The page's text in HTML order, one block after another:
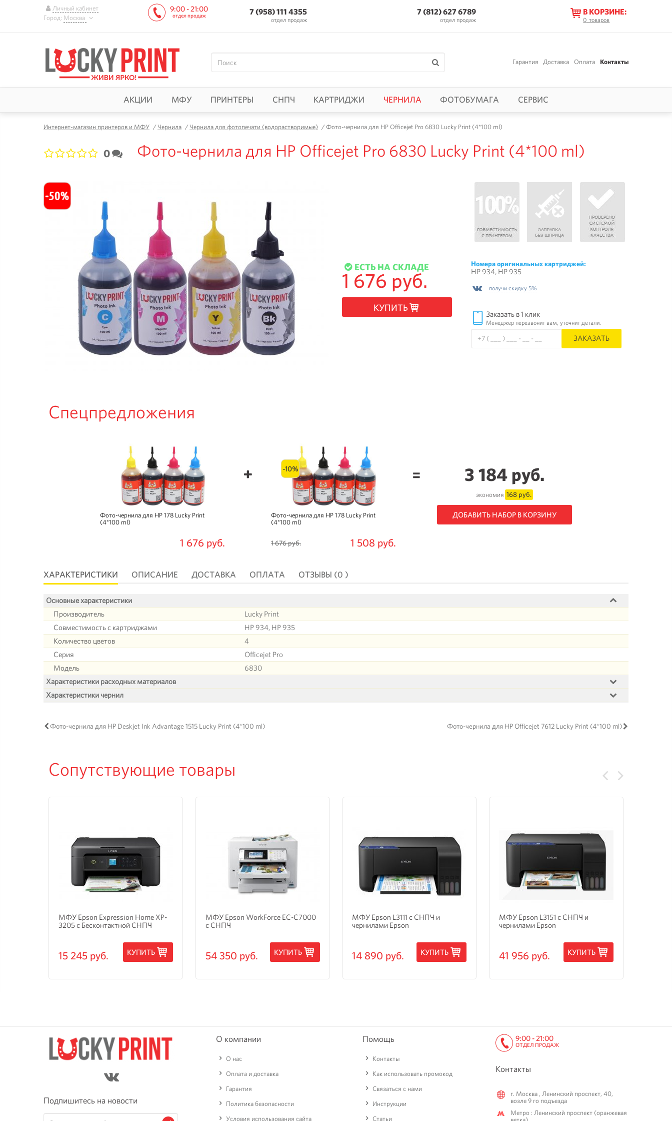
Личный кабинет
Город: Москва
9:00 - 21:00
отдел продаж 7 (958) 111 4355
отдел продаж
7 (812) 627 6789
отдел продаж
В КОРЗИНЕ:
0 товаров
Гарантия Доставка Оплата Контакты
АКЦИИ МФУ ПРИНТЕРЫ СНПЧ КАРТРИДЖИ ЧЕРНИЛА ФОТОБУМАГА СЕРВИС
Интернет-магазин принтеров и МФУ /Чернила /Чернила для фотопечати (водорастворимые) /Фото-чернила для HP Officejet Pro 6830 Lucky Print (4*100 ml)
0 Фото-чернила для HP Officejet Pro 6830 Lucky Print (4*100 ml)
ЕСТЬ НА СКЛАДЕ
1 676 руб.
КУПИТЬ
Номера оригинальных картриджей:
HP 934, HP 935
получи скидку 5%
Заказать в 1 клик
Менеджер перезвонит вам, уточнит детали.
ЗАКАЗАТЬ
Спецпредложения
Фото-чернила для HP 178 Lucky Print
(4*100 ml)
1 676 руб.
-10%
Фото-чернила для HP 178 Lucky Print
(4*100 ml)
1 676 руб. 1 508 руб.
= 3 184 руб.
экономия 168 руб.
ДОБАВИТЬ НАБОР В КОРЗИНУ
ХАРАКТЕРИСТИКИ ОПИСАНИЕ ДОСТАВКА ОПЛАТА ОТЗЫВЫ (0 )
Основные характеристики
Производитель
Lucky Print
Совместимость с картриджами
HP 934, HP 935
Количество цветов
4
Серия
Officejet Pro
Модель
6830
Характеристики расходных материалов
Характеристики чернил
Фото-чернила для HP Deskjet Ink Advantage 1515 Lucky Print (4*100 ml) Фото-чернила для HP Officejet 7612 Lucky Print (4*100 ml)
Сопутствующие товары
МФУ Epson Expression Home XP-
3205 с Бесконтактной СНПЧ
15 245 руб. КУПИТЬ
МФУ Epson WorkForce EC-C7000
с СНПЧ
54 350 руб. КУПИТЬ
МФУ Epson L3111 с СНПЧ и
чернилами Epson
14 890 руб. КУПИТЬ
МФУ Epson L3151 с СНПЧ и
чернилами Epson
41 956 руб. КУПИТЬ
Подпишитесь на новости
О компании
О нас
Оплата и доставка
Гарантия
Политика безопасности
Условия использования сайта
Помощь
Контакты
Как использовать промокод
Связаться с нами
Инструкции
Статьи
9:00 - 21:00
ОТДЕЛ ПРОДАЖ
Контакты
г. Москва , Ленинский проспект, 40,
возле 9 го подъезда
Метро : Ленинский проспект (оранжевая